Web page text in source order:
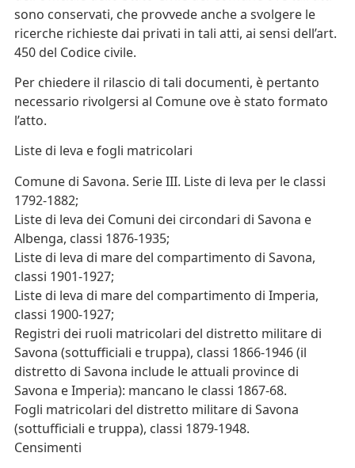
sono conservati, che provvede anche a svolgere le
ricerche richieste dai privati in tali atti, ai sensi dell’art.
450 del Codice civile.
Per chiedere il rilascio di tali documenti, è pertanto
necessario rivolgersi al Comune ove è stato formato
l’atto.
Liste di leva e fogli matricolari
Comune di Savona. Serie III. Liste di leva per le classi
1792-1882;
Liste di leva dei Comuni dei circondari di Savona e
Albenga, classi 1876-1935;
Liste di leva di mare del compartimento di Savona,
classi 1901-1927;
Liste di leva di mare del compartimento di Imperia,
classi 1900-1927;
Registri dei ruoli matricolari del distretto militare di
Savona (sottufficiali e truppa), classi 1866-1946 (il
distretto di Savona include le attuali province di
Savona e Imperia): mancano le classi 1867-68.
Fogli matricolari del distretto militare di Savona
(sottufficiali e truppa), classi 1879-1948.
Censimenti